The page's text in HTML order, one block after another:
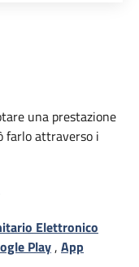
una prestazione
farlo attraverso i
Elettronico
Play, App